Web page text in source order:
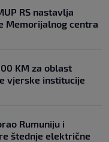
RS nastavlja
Memorijalnog centra
KM za oblast
vjerske institucije
Rumuniju i
štednje električne